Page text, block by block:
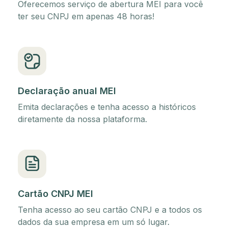
Oferecemos serviço de abertura MEI para você
ter seu CNPJ em apenas 48 horas!
Declaração anual MEI
Emita declarações e tenha acesso a históricos
diretamente da nossa plataforma.
Cartão CNPJ MEI
Tenha acesso ao seu cartão CNPJ e a todos os
dados da sua empresa em um só lugar.